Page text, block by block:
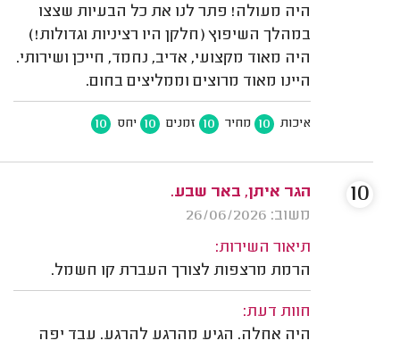
היה מעולה! פתר לנו את כל הבעיות שצצו
במהלך השיפוץ (חלקן היו רציניות וגדולות!)
היה מאוד מקצועי, אדיב, נחמד, חייכן ושירותי.
היינו מאוד מרוצים וממליצים בחום.
איכות 10 מחיר 10 זמנים 10 יחס 10
הגר איתן, באר שבע.
משוב: 26/06/2026
תיאור השירות:
הרמת מרצפות לצורך העברת קו חשמל.
חוות דעת:
היה אחלה. הגיע מהרגע להרגע. עבד יפה
10